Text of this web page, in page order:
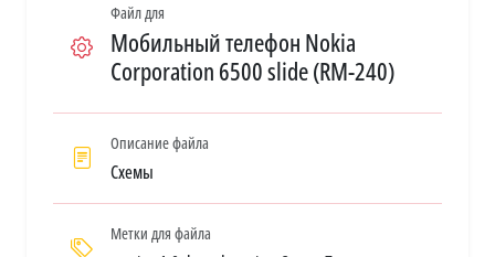
Файл для
Мобильный телефон Nokia
Corporation 6500 slide (RM-240)
Описание файла
Схемы
Метки для файла